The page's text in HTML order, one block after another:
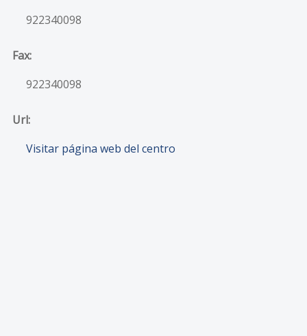
922340098
Fax:
922340098
Url:
Visitar página web del centro